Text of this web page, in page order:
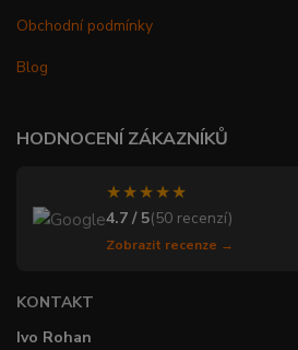
Obchodní podmínky
Blog
HODNOCENÍ ZÁKAZNÍKŮ
★★★★★
4.7 / 5(50 recenzí)
Zobrazit recenze →
KONTAKT
Ivo Rohan